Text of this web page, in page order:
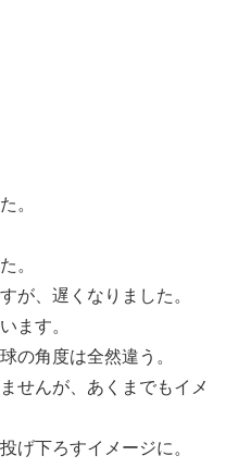
。
。
が、遅くなりました。
ます。
の角度は全然違う。
せんが、あくまでもイメ
げ下ろすイメージに。